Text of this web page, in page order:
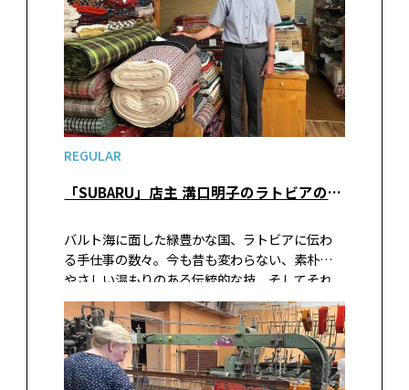
REGULAR
「SUBARU」店主 溝口明子のラトビアの手仕事をめぐる旅 vol.28 生産者さん探訪記その2 織物会社リンバジュ・ティーネのヤーニスさん（後編）
バルト海に面した緑豊かな国、ラトビアに伝わ
る手仕事の数々。今も昔も変わらない、素朴で
やさしい温もりのある伝統的な技、そしてそれ
らを残し伝えていくベテラン職人、伝統を受け
継ぎ新たな形を築く若手作家の作品など。雑貨屋
「SUBARU」の店主・溝口明子さんが出会っ
た、ラトビアの手仕事の現在（いま）を現地の
写真と共にお届けします。